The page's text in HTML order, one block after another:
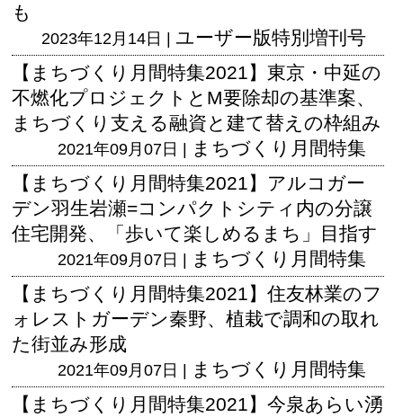
も
2023年12月14日 | ユーザー版特別増刊号
【まちづくり月間特集2021】東京・中延の
不燃化プロジェクトとM要除却の基準案、
まちづくり支える融資と建て替えの枠組み
2021年09月07日 | まちづくり月間特集
【まちづくり月間特集2021】アルコガー
デン羽生岩瀬=コンパクトシティ内の分譲
住宅開発、「歩いて楽しめるまち」目指す
2021年09月07日 | まちづくり月間特集
【まちづくり月間特集2021】住友林業のフ
ォレストガーデン秦野、植栽で調和の取れ
た街並み形成
2021年09月07日 | まちづくり月間特集
【まちづくり月間特集2021】今泉あらい湧